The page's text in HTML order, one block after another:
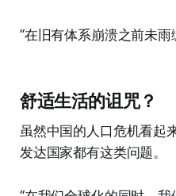
“在旧有体系崩溃之前未
舒适生活的诅咒？
虽然中国的人口危机看起
发达国家都有这类问题。